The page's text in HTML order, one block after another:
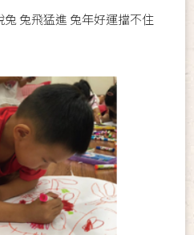
兔飛猛進 兔年好運擋不住